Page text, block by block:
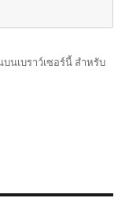
นเบราว์เซอร์นี้ สำหรับ